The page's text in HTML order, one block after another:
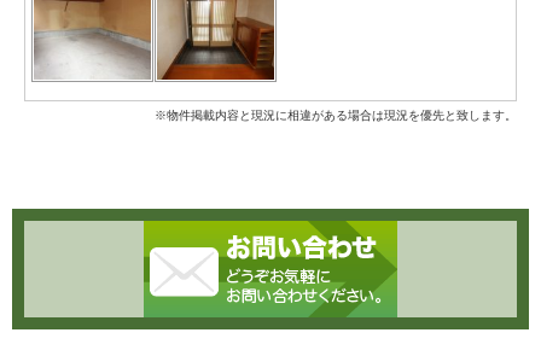
※物件掲載内容と現況に相違がある場合は現況を優先と致します。